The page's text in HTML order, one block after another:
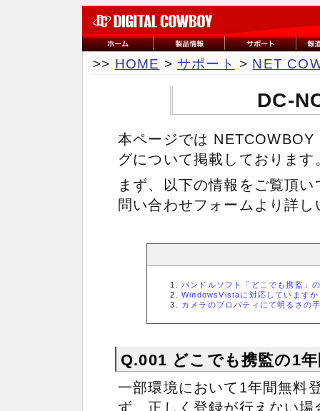
>> HOME >サポート > NET
DC-
本ページでは
グについて掲載しております
まず、以下の情報をご覧頂
問い合わせフォームより詳
バンドルソフト「どこでも携監」
WindowsVistaに対応していますか
カメラのプロパティにて明るさの
Q.001 どこでも携監の1
一部環境において1年間無料
ず、正しく登録が行えない